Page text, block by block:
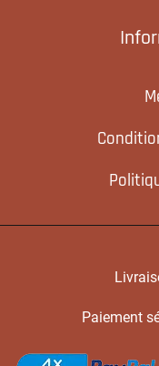
Paiement